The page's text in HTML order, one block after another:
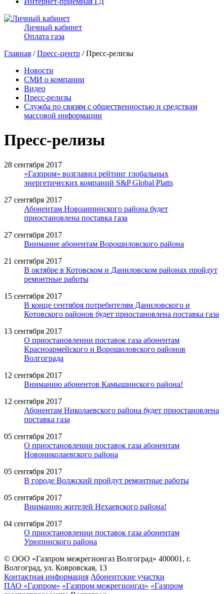
Личный кабинет
Оплата газа
Главная /Пресс-центр / Пресс-релизы
Новости
СМИ о компании
Видео
Пресс-релизы
Служба по связям с общественностью и средствам
массовой информации
Пресс-релизы
28 сентября 2017
«Газпром» возглавил рейтинг глобальных
энергетических компаний S&P Global Platts
27 сентября 2017
Абонентам Новоаннинского района будет
приостановлена поставка газа
27 сентября 2017
Внимание абонентам Ворошиловского района
21 сентября 2017
В октябре в Котовском и Даниловском районах пройдут
ремонтные работы
15 сентября 2017
В конце сентября потребителям Даниловского и
Котовского районов будет приостановлена поставка газа
13 сентября 2017
О приостановлении поставок газа абонентам
Красноармейского и Ворошиловского районов
Волгограда
12 сентября 2017
Вниманию абонентов Камышинского района!
12 сентября 2017
Абонентам Николаевского района будет приостановлена
поставка газа
05 сентября 2017
О приостановлении поставок газа абонентам
Новониколаевского района
05 сентября 2017
В городе Волжский пройдут ремонтные работы
05 сентября 2017
Вниманию жителей Нехаевского района!
04 сентября 2017
О приостановлении поставок газа абонентам
Урюпинского района
© ООО «Газпром межрегионгаз Волгоград» 400001, г.
Волгоград, ул. Ковровская, 13
Контактная информация Абонентские участки
ПАО «Газпром» «Газпром межрегионгаз» «Газпром